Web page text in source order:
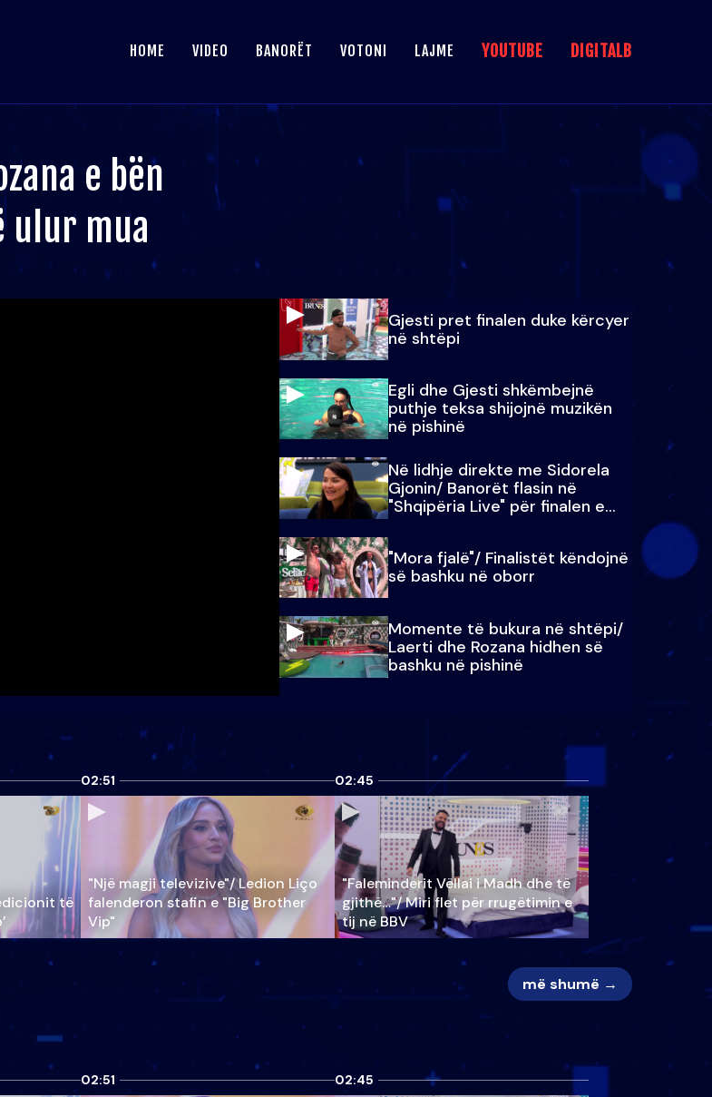
HOME VIDEO BANORËT VOTONI LAJME YOUTUBE DIGITALB
e bën
ulur mua
Gjesti pret finalen duke kërcyer
në shtëpi
Egli dhe Gjesti shkëmbejnë
puthje teksa shijojnë muzikën
në pishinë
Në lidhje direkte me Sidorela
Gjonin/ Banorët flasin në
"Shqipëria Live" për finalen e
madhe
"Mora fjalë"/ Finalistët këndojnë
së bashku në oborr
Momente të bukura në shtëpi/
Laerti dhe Rozana hidhen së
bashku në pishinë
të
02:51
"Një magji televizive"/ Ledion Liço
falenderon stafin e "Big Brother
Vip"
02:45
"Faleminderit Vëllai i Madh dhe të
gjithë…"/ Miri flet për rrugëtimin e
tij në BBV
më shumë →
02:51 02:45